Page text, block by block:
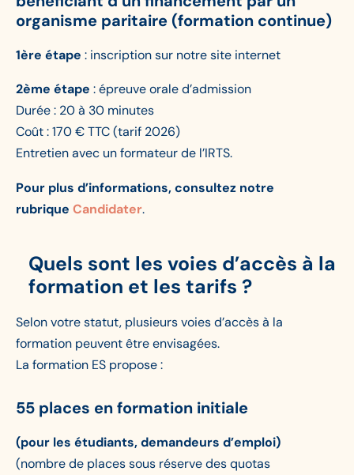
organisme paritaire (formation continue)
1ère étape : inscription sur notre site internet
2ème étape : épreuve orale d’admission
Durée : 20 à 30 minutes
Coût : 170 € TTC (tarif 2026)
Entretien avec un formateur de l’IRTS.
Pour plus d’informations, consultez notre
rubrique Candidater.
Quels sont les voies d’accès à la
formation et les tarifs ?
Selon votre statut, plusieurs voies d’accès à la
formation peuvent être envisagées.
La formation ES propose :
55 places en formation initiale
(pour les étudiants, demandeurs d’emploi)
(nombre de places sous réserve des quotas